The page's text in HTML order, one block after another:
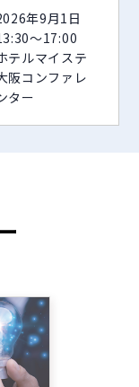
年9月1日
～17:00
テルマイステ
阪コンファレ
ター